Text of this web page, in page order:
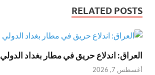
RELATED POSTS
العراق: اندلاع حريق في مطار بغداد الدولي
أغسطس 7, 2026